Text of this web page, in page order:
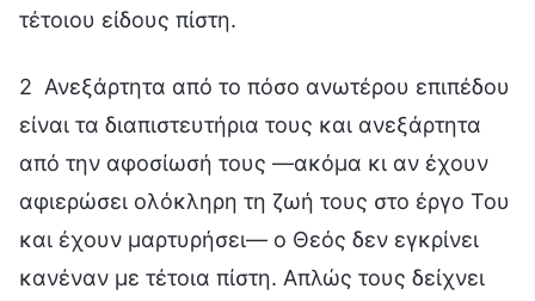
τέτοιου είδους πίστη.
2 Ανεξάρτητα από το πόσο ανωτέρου επιπέδου
είναι τα διαπιστευτήρια τους και ανεξάρτητα
από την αφοσίωσή τους —ακόμα κι αν έχουν
αφιερώσει ολόκληρη τη ζωή τους στο έργο Του
και έχουν μαρτυρήσει— ο Θεός δεν εγκρίνει
κανέναν με τέτοια πίστη. Απλώς τους δείχνει